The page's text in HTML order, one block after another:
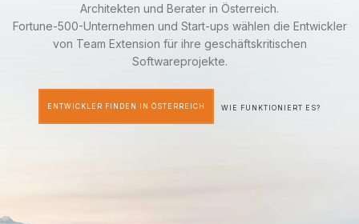
Architekten und Berater in Österreich.
Fortune-500-Unternehmen und Start-ups wählen die Entwickler
von Team Extension für ihre geschäftskritischen
Softwareprojekte.
ENTWICKLER FINDEN IN ÖSTERREICH WIE FUNKTIONIERT ES?